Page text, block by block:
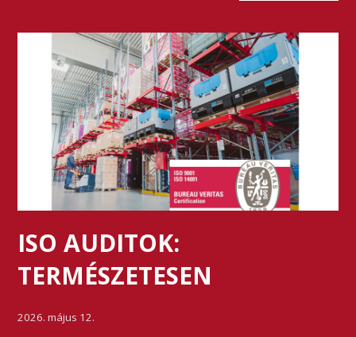
ISO AUDITOK:
TERMÉSZETESEN
2026. május 12.